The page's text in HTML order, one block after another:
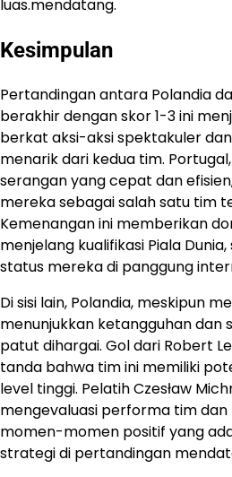
luas.mendatang.
Kesimpulan
Pertandingan antara Polandia
berakhir dengan skor 1-3 ini
berkat aksi-aksi spektakuler
menarik dari kedua tim.
serangan yang cepat dan
mereka sebagai salah satu tim
Kemenangan ini memberikan
menjelang kualifikasi Piala
status mereka di panggung
Di sisi lain, Polandia, meskipun
menunjukkan ketangguhan dan
patut dihargai. Gol dari Robert
tanda bahwa tim ini memiliki
level tinggi. Pelatih Czesław
mengevaluasi performa tim
momen-momen positif yang
strategi di pertandingan